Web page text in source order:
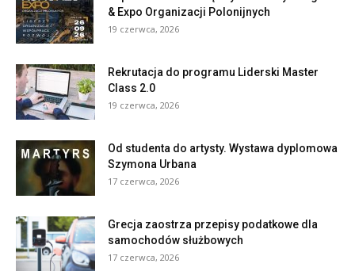
& Expo Organizacji Polonijnych
19 czerwca, 2026
Rekrutacja do programu Liderski Master
Class 2.0
19 czerwca, 2026
Od studenta do artysty. Wystawa dyplomowa
Szymona Urbana
17 czerwca, 2026
Grecja zaostrza przepisy podatkowe dla
samochodów służbowych
17 czerwca, 2026